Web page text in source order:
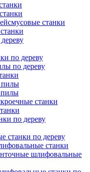
станки
по дереву
по дереву
пилы
пилы
станки
по дереву
станки по дереву
станки
шлифовальные